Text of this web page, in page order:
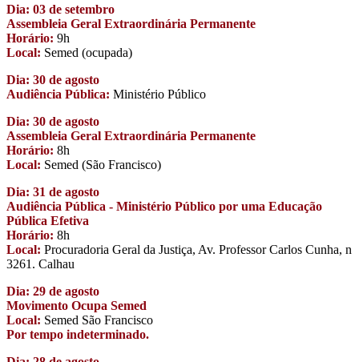
Dia: 03 de setembro
Assembleia Geral Extraordinária Permanente
Horário: 9h
Local: Semed (ocupada)
Dia: 30 de agosto
Audiência Pública: Ministério Público
Dia: 30 de agosto
Assembleia Geral Extraordinária Permanente
Horário: 8h
Local: Semed (São Francisco)
Dia: 31 de agosto
Audiência Pública - Ministério Público por uma Educação
Pública Efetiva
Horário: 8h
Local: Procuradoria Geral da Justiça, Av. Professor Carlos Cunha, n
3261. Calhau
Dia: 29 de agosto
Movimento Ocupa Semed
Local: Semed São Francisco
Por tempo indeterminado.